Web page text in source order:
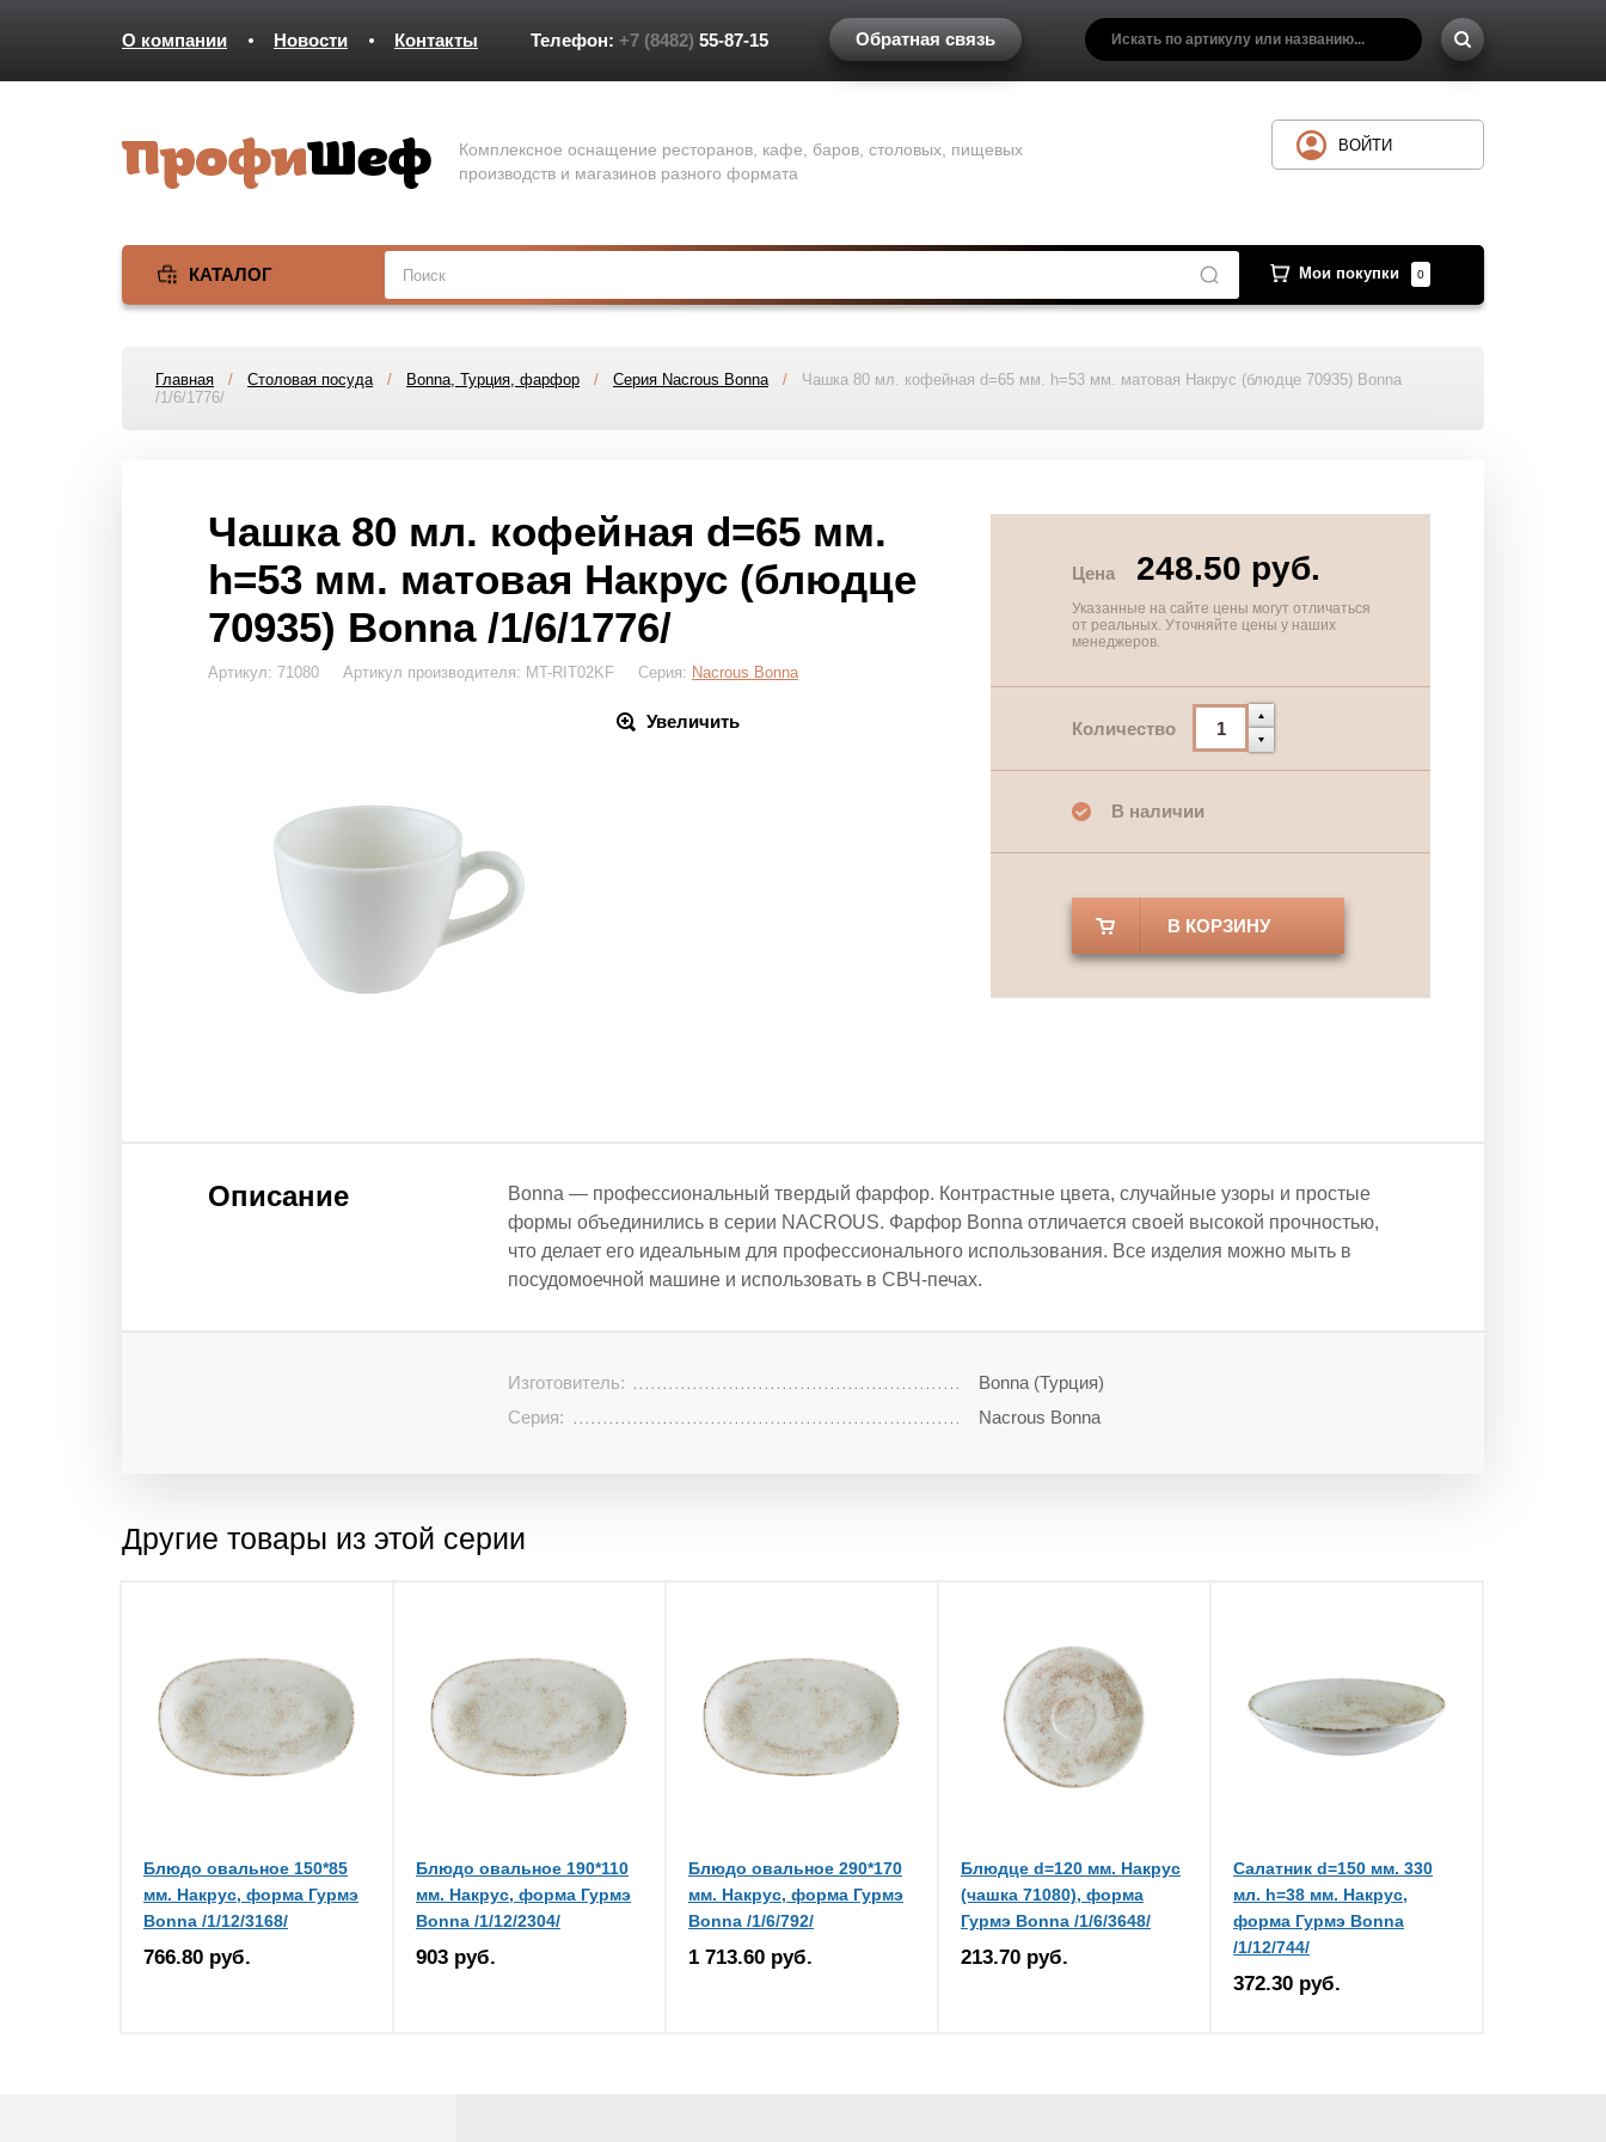
О компании Новости Контакты Телефон: +7 (8482) 55-87-15 Обратная связь
Комплексное оснащение ресторанов, кафе, баров, столовых, пищевых
производств и магазинов разного формата
КАТАЛОГ Мои покупки 0
ВОЙТИ
Главная / Столовая посуда/ Bonna, Турция, фарфор / Серия Nacrous Bonna/ Чашка 80 мл. кофейная d=65 мм. h=53 мм. матовая Накрус (блюдце 70935) Bonna
/1/6/1776/
Чашка 80 мл. кофейная d=65 мм.
h=53 мм. матовая Накрус (блюдце
70935) Bonna /1/6/1776/
Артикул: 71080 Артикул производителя: MT-RIT02KF Серия: Nacrous Bonna
Увеличить
Цена 248.50 руб.
Указанные на сайте цены могут отличаться
от реальных. Уточняйте цены у наших
менеджеров.
Количество
В наличии
В КОРЗИНУ
Описание
Bonna — профессиональный твердый фарфор. Контрастные цвета, случайные узоры и простые
формы объединились в серии NACROUS. Фарфор Bonna отличается своей высокой прочностью,
что делает его идеальным для профессионального использования. Все изделия можно мыть в
посудомоечной машине и использовать в СВЧ-печах.
Изготовитель:
Bonna (Турция)
Серия:
Nacrous Bonna
Другие товары из этой серии
Блюдо овальное 150*85
мм. Накрус, форма Гурмэ
Bonna /1/12/3168/
766.80 руб.
Блюдо овальное 190*110
мм. Накрус, форма Гурмэ
Bonna /1/12/2304/
903 руб.
Блюдо овальное 290*170
мм. Накрус, форма Гурмэ
Bonna /1/6/792/
1 713.60 руб.
Блюдце d=120 мм. Накрус
(чашка 71080), форма
Гурмэ Bonna /1/6/3648/
213.70 руб.
Салатник d=150 мм. 330
мл. h=38 мм. Накрус,
форма Гурмэ Bonna
/1/12/744/
372.30 руб.